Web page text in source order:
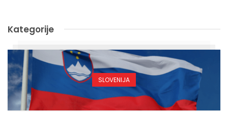
Kategorije
SLOVENIJA